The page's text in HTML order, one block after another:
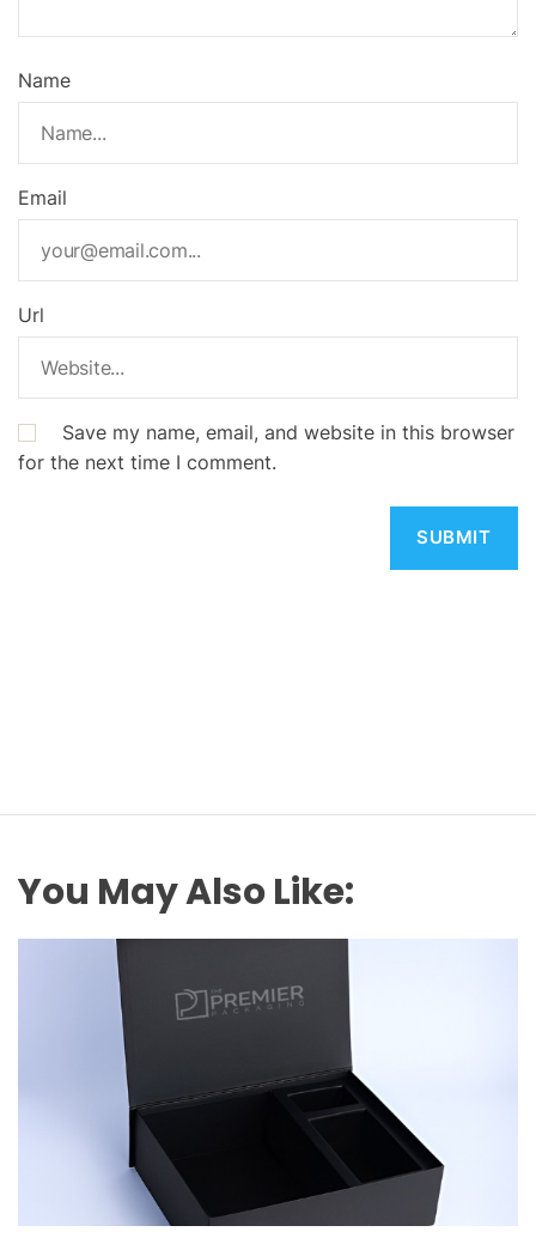
Name
Email
Url
Save my name, email, and website in this browser
for the next time I comment.
You May Also Like: